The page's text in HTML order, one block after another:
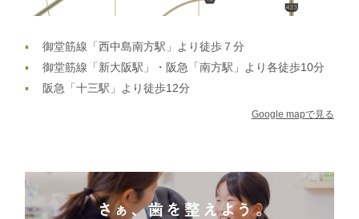
御堂筋線「西中島南方駅」より徒歩７分
御堂筋線「新大阪駅」・阪急「南方駅」より各徒歩10分
阪急「十三駅」より徒歩12分
Google mapで見る